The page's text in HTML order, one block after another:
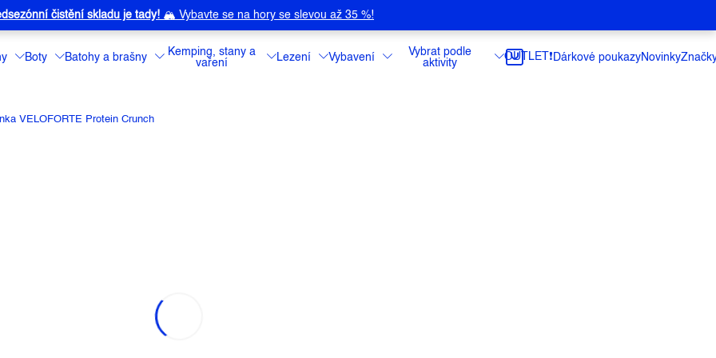
čistění skladu je tady! 🏔️ Vybavte se na hory se slevou až 35 %!
Boty Batohy a brašny
Kemping, stany a
vaření
Lezení Vybavení
Vybrat podle
aktivity
OUTLET❗️ Dárkové poukazyNovinky
VELOFORTE Protein Crunch